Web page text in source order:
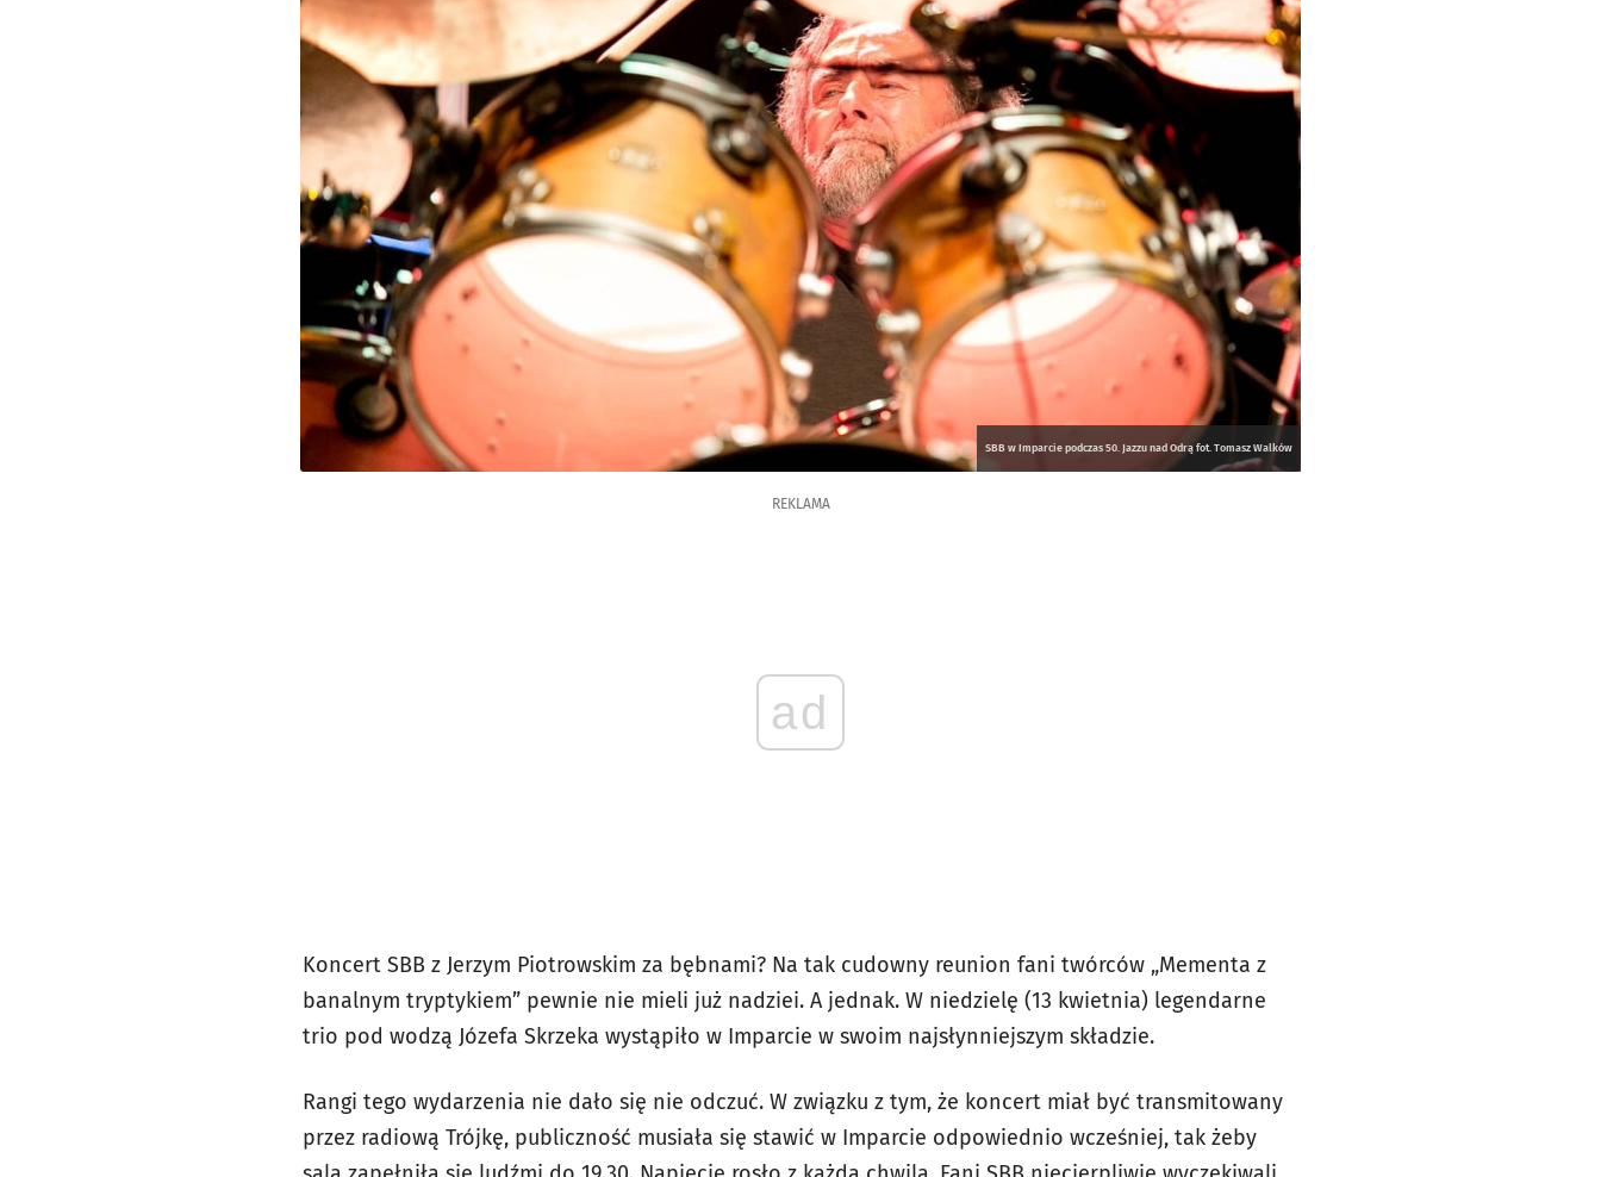
SBB w Imparcie podczas 50. Jazzu nad Odrą fot. Tomasz Walków
REKLAMA
ad
Koncert SBB z Jerzym Piotrowskim za bębnami? Na tak cudowny reunion fani twórców „Mementa z
banalnym tryptykiem” pewnie nie mieli już nadziei. A jednak. W niedzielę (13 kwietnia) legendarne
trio pod wodzą Józefa Skrzeka wystąpiło w Imparcie w swoim najsłynniejszym składzie.
Rangi tego wydarzenia nie dało się nie odczuć. W związku z tym, że koncert miał być transmitowany
przez radiową Trójkę, publiczność musiała się stawić w Imparcie odpowiednio wcześniej, tak żeby